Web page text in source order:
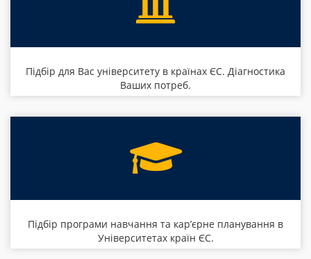
Підбір для Вас університету в країнах ЄС. Діагностика
Ваших потреб.
Підбір програми навчання та кар’єрне планування в
Університетах країн ЄС.